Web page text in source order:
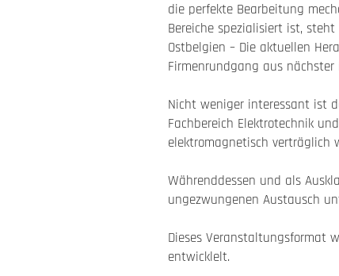
die perfekte Bearbeitung
Bereiche spezialisiert ist,
Ostbelgien – Die aktuellen
Firmenrundgang aus nächster
Nicht weniger interessant ist
Fachbereich Elektrotechnik
elektromagnetisch verträglich
Währenddessen und als
ungezwungenen Austausch
Dieses Veranstaltungsformat
entwicklelt.